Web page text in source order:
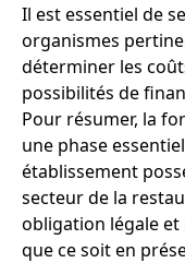
Il est essentiel de
organismes
déterminer les
possibilités de
Pour résumer, la
une phase
établissement
secteur de la
obligation légale et
que ce soit en